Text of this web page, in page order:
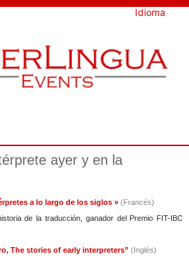
Idioma
ayer y en la
a lo largo de los siglos » (Francés)
de la traducción, ganador del Premio FIT-IBC
The stories of early interpreters” (Inglés)